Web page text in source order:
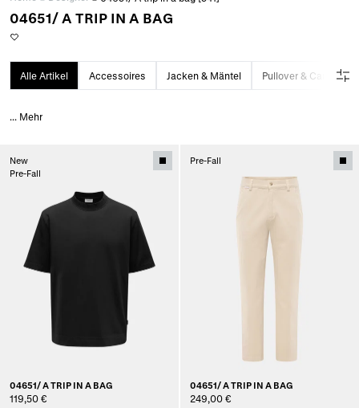
04651/ A TRIP IN A BAG
Alle Artikel Accessoires Jacken & Mäntel Pullover & Cardigans
... Mehr
New
Pre-Fall
04651/ A TRIP IN A BAG
119,50 €
Pre-Fall
04651/ A TRIP IN A BAG
249,00 €